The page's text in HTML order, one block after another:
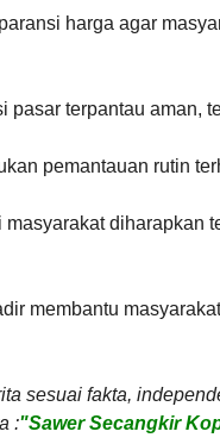
harga agar
pasar terpantau aman,
pemantauan rutin
diharapkan
membantu
sesuai fakta,
:"Sawer Secangkir